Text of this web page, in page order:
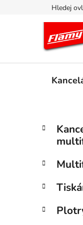
Hledej
P
t
a
n
Přeskočit
kategorie
K
a
g
r
e